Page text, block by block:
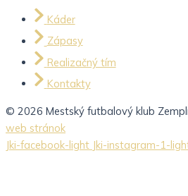
Káder
Zápasy
Realizačný tím
Kontakty
© 2026 Mestský futbalový klub
web stránok
Jki-facebook-light Jki-instagram-1-